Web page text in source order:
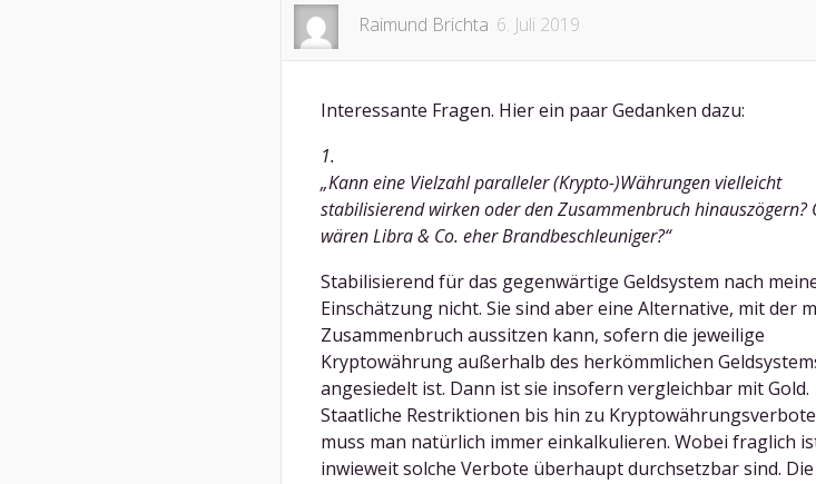
Raimund Brichta 6. Juli 2019
Interessante Fragen. Hier ein paar Gedanken dazu:
1.
„Kann eine Vielzahl paralleler (Krypto-)Währungen vielleicht
stabilisierend wirken oder den Zusammenbruch hinauszögern?
wären Libra & Co. eher Brandbeschleuniger?“
Stabilisierend für das gegenwärtige Geldsystem nach
Einschätzung nicht. Sie sind aber eine Alternative, mit der
Zusammenbruch aussitzen kann, sofern die jeweilige
Kryptowährung außerhalb des herkömmlichen
angesiedelt ist. Dann ist sie insofern vergleichbar mit Gold.
Staatliche Restriktionen bis hin zu
muss man natürlich immer einkalkulieren. Wobei fraglich
inwieweit solche Verbote überhaupt durchsetzbar sind. Die